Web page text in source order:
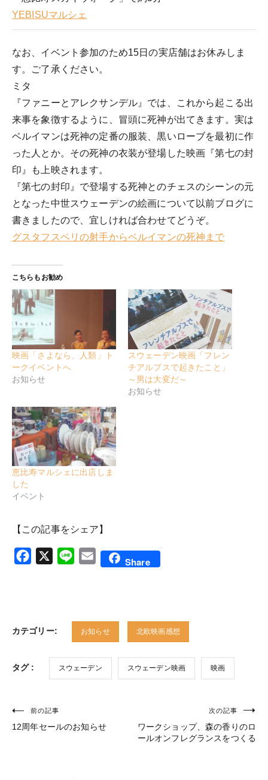
YEBISUマルシェ
なお、イベント参加のため15日の実店舗はお休みしま
す。ご了承ください。
ミタ
『ファニーとアレクサンデル』では、これから起こる出
来事を象徴するように、冒頭に死神が出てきます。実は
ベルイマンは死神の定番の服装、黒いローブを最初に作
った人とか。その死神の衣装が登場した映画『第七の封
印』も上映されます。
『第七の封印』で登場する死神とのチェスのシーンの元
となった中世スウェーデンの絵画について以前ブログに
書きましたので、宜しければ合わせてどうぞ。
グスタフスベリの射手からベルイマンの死神まで
こちらもお勧め
映画「さよなら、人類」ト
ークイベントへ
お知らせ
スウェーデン映画「フレン
チアルプスで起きたこと」
～男は大変だ～
お知らせ
恵比寿マルシェに出店しま
した
イベント
【この記事をシェア】
Facebook
X Line Email Share
カテゴリー: お知らせ 北欧映画感想
タグ : スウェーデン スウェーデン映画 映画
投
稿
前の記事
12周年セールのお知らせ
次の記事
ワークショップ、森の香りのロ
ールオンフレグランスをつくる